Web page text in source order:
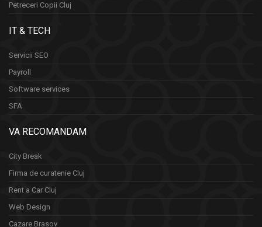
Petreceri Copii Cluj
IT & TECH
Servicii SEO
Payroll
Software services
SFA
VA RECOMANDAM
City Break
Firma de curatenie Cluj
Rent a Car Cluj
Web Design
Cazare Brasov